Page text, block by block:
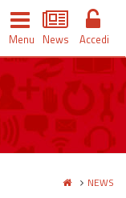
Menu News Accedi
NEWS